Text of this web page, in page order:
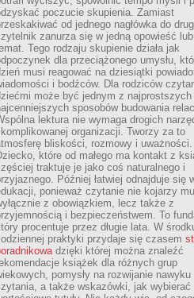
poczucie skupienia. Zamiast
od jednego nagłówka do
zanurza się w jedną opowieść
Tego rodzaju skupienie działa jak
dla przeciążonego umysłu,
musi reagować na dziesiątki
i bodźców. Dla rodziców
może być jednym z najprostszych
sposobów budowania
lektura nie wymaga drogich
organizacji. Tworzy za to
bliskości, rozmowy i uważności.
które od małego ma kontakt z
traktuje je jako coś naturalnego i
Później łatwiej odnajduje się
ponieważ czytanie nie kojarzy
z obowiązkiem, lecz także z
i bezpieczeństwem. To
procentuje przez długie lata. W
praktyki przydaje się czasem
dzięki której można znaleźć
książek dla różnych grup
pomysły na rozwijanie nawyku
a także wskazówki, jak wybierać